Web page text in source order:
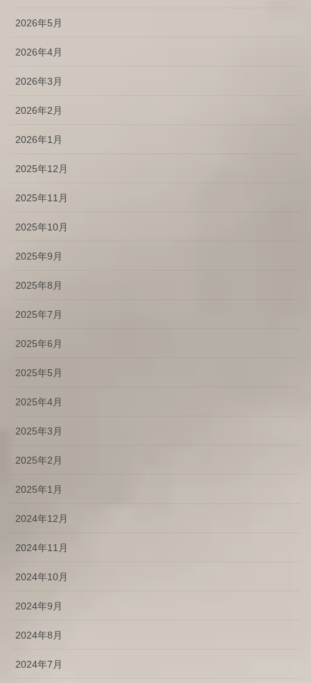
2026年5月
2026年4月
2026年3月
2026年2月
2026年1月
2025年12月
2025年11月
2025年10月
2025年9月
2025年8月
2025年7月
2025年6月
2025年5月
2025年4月
2025年3月
2025年2月
2025年1月
2024年12月
2024年11月
2024年10月
2024年9月
2024年8月
2024年7月